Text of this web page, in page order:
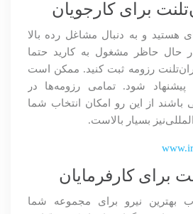
هستید و به دنبال مشاغل رده بالا
حال حاظر مشغول به کارید حتما
رزومه ثبت کنید. ممکن است
شود. تمامی رزومه‌ها در
باشند از این رو امکان انتخاب شما
بسیار بالاست.
برای کارفرمایان
بهترین نیرو برای مجموعه شما